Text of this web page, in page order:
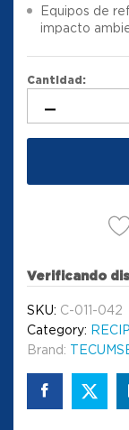
Equipos de
impacto
Cantidad:
Verificando
SKU: C-011-042
Category:
Brand: